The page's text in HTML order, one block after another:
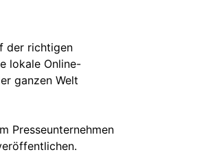
der richtigen
lokale Online-
ganzen Welt
Presseunternehmen